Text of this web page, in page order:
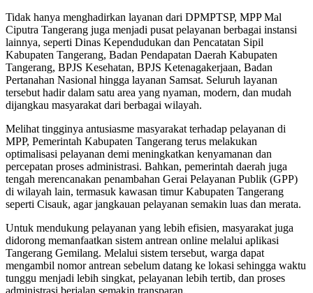
Tidak hanya menghadirkan layanan dari DPMPTSP, MPP Mal
Ciputra Tangerang juga menjadi pusat pelayanan berbagai instansi
lainnya, seperti Dinas Kependudukan dan Pencatatan Sipil
Kabupaten Tangerang, Badan Pendapatan Daerah Kabupaten
Tangerang, BPJS Kesehatan, BPJS Ketenagakerjaan, Badan
Pertanahan Nasional hingga layanan Samsat. Seluruh layanan
tersebut hadir dalam satu area yang nyaman, modern, dan mudah
dijangkau masyarakat dari berbagai wilayah.
Melihat tingginya antusiasme masyarakat terhadap pelayanan di
MPP, Pemerintah Kabupaten Tangerang terus melakukan
optimalisasi pelayanan demi meningkatkan kenyamanan dan
percepatan proses administrasi. Bahkan, pemerintah daerah juga
tengah merencanakan penambahan Gerai Pelayanan Publik (GPP)
di wilayah lain, termasuk kawasan timur Kabupaten Tangerang
seperti Cisauk, agar jangkauan pelayanan semakin luas dan merata.
Untuk mendukung pelayanan yang lebih efisien, masyarakat juga
didorong memanfaatkan sistem antrean online melalui aplikasi
Tangerang Gemilang. Melalui sistem tersebut, warga dapat
mengambil nomor antrean sebelum datang ke lokasi sehingga waktu
tunggu menjadi lebih singkat, pelayanan lebih tertib, dan proses
administrasi berjalan semakin transparan.